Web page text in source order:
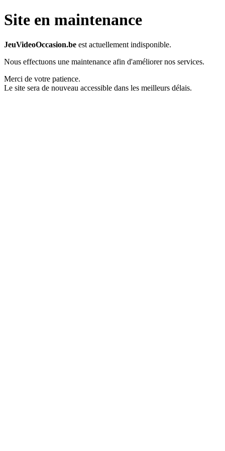
Site en maintenance
JeuVideoOccasion.be est actuellement indisponible.
Nous effectuons une maintenance afin d'améliorer nos services.
Merci de votre patience.
Le site sera de nouveau accessible dans les meilleurs délais.